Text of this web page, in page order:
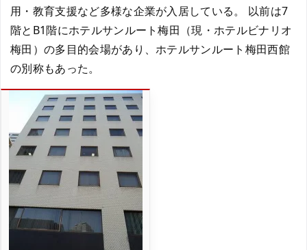
用・教育支援など多様な企業が入居している。 以前は7
階とB1階にホテルサンルート梅田（現・ホテルビナリオ
梅田）の多目的会場があり、ホテルサンルート梅田西館
の別称もあった。